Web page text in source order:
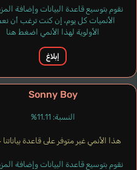
Belle
فرنسي
Elizabeth
إسباني
Takeshita Keiko
نقوم بتوسيع قاعدة البيانات وإضافة
الأنميات كل يوم، إن كنت ترغب أن
الأولوية لهذا الأنمي اضغط هنا
إبلاغ
Sonny Boy
النسبة: 11.11%
هذا الأنمي غير متوفر على قاعدة بياناتنا
نقوم بتوسيع قاعدة البيانات وإضافة